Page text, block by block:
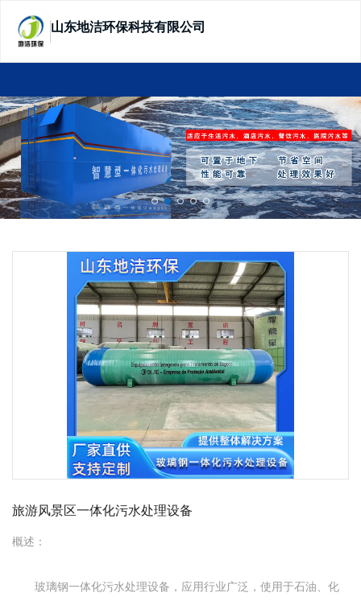
山东地洁环保科技有限公司
旅游风景区一体化污水处理设备
概述：
玻璃钢一体化污水处理设备，应用行业广泛，使用于石油、化